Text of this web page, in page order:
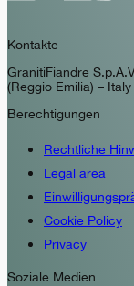
Kontakte
GranitiFiandre S.p.A.
(Reggio Emilia) –
Berechtigungen
Rechtliche
Legal area
Cookie Policy
Privacy
Soziale Medien